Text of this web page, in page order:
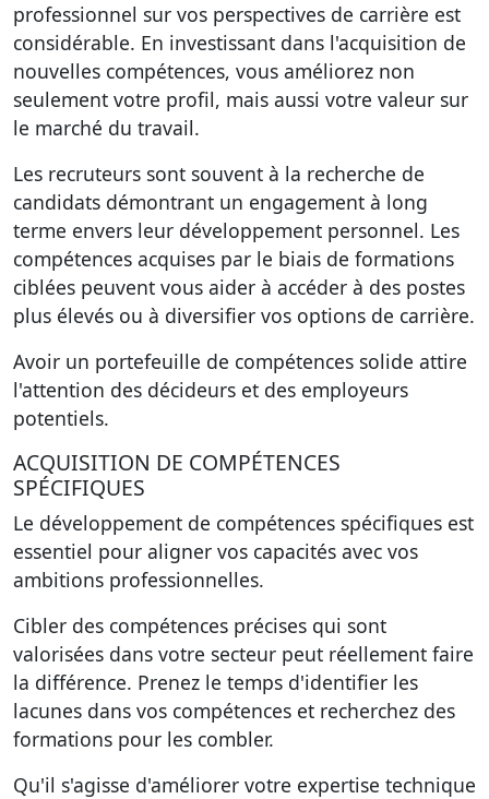
professionnel sur vos perspectives de carrière est
considérable. En investissant dans l'acquisition de
nouvelles compétences, vous améliorez non
seulement votre profil, mais aussi votre valeur sur
le marché du travail.
Les recruteurs sont souvent à la recherche de
candidats démontrant un engagement à long
terme envers leur développement personnel. Les
compétences acquises par le biais de formations
ciblées peuvent vous aider à accéder à des postes
plus élevés ou à diversifier vos options de carrière.
Avoir un portefeuille de compétences solide attire
l'attention des décideurs et des employeurs
potentiels.
ACQUISITION DE COMPÉTENCES
SPÉCIFIQUES
Le développement de compétences spécifiques est
essentiel pour aligner vos capacités avec vos
ambitions professionnelles.
Cibler des compétences précises qui sont
valorisées dans votre secteur peut réellement faire
la différence. Prenez le temps d'identifier les
lacunes dans vos compétences et recherchez des
formations pour les combler.
Qu'il s'agisse d'améliorer votre expertise technique